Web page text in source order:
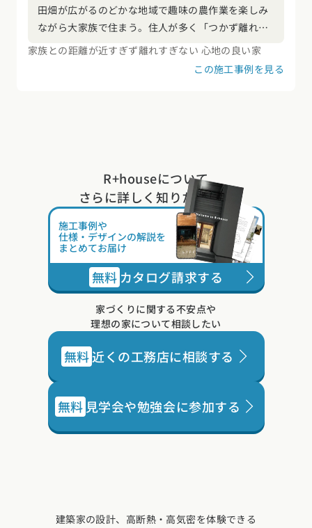
田畑が広がるのどかな地域で趣味の農作業を楽しみ
ながら大家族で住まう。住人が多く「つかず離れず
つく離れる」をテーマに様々な関係性を丁寧に整理
し、畑、テラス、LDK、和室など集まる場所を充実
家族との距離が近すぎず離れすぎない 心地の良い家
この施工事例を見る
R+houseについて
さらに詳しく知りたい方は
施工事例や
仕様・デザインの解説を
まとめてお届け
無料 カタログ請求する
家づくりに関する不安点や
理想の家について相談したい
無料近くの工務店に相談する
無料 見学会や勉強会に参加する
建築家の設計、高断熱・高気密を体験できる